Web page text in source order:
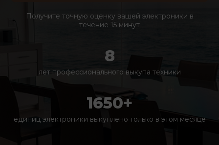
Получите точную оценку вашей электроники в
течение 15 минут
8
лет профессионального выкупа техники
1650+
единиц электроники выкуплено только в этом месяце